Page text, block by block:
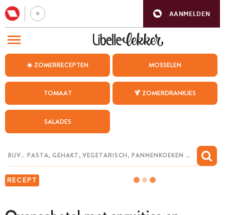
AANMELDEN
☀️ ZOMERRECEPTEN MOSSELEN
TOMAAT 🍹 ZOMERDRANKJES
SALADES
RECEPT
BEZOEK ONZE ANDERE WEBSITES
WEEKMENU
CHAT MET MAIA
MIJN BEWAARDE RECEPTEN